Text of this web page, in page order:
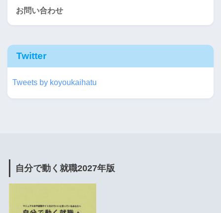
お問い合わせ
Twitter
Tweets by koyoukaihatu
自分で動く就職2027年版